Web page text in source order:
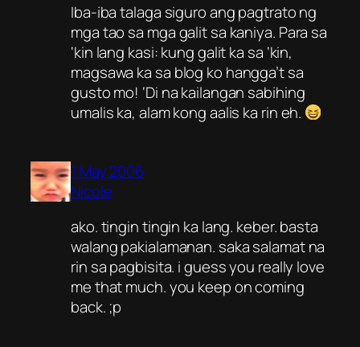
Iba-iba talaga siguro ang pagtrato ng
mga tao sa mga galit sa kaniya. Para sa
‘kin lang kasi: kung galit ka sa ‘kin,
magsawa ka sa blog ko hangga’t sa
gusto mo! ‘Di na kailangan sabihing
umalis ka, alam kong aalis ka rin eh.
1 May 2006
Nicole
ako. tingin tingin ka lang. keber. basta
walang pakialamanan. saka salamat na
rin sa pagbisita. i guess you really love
me that much. you keep on coming
back. ;p